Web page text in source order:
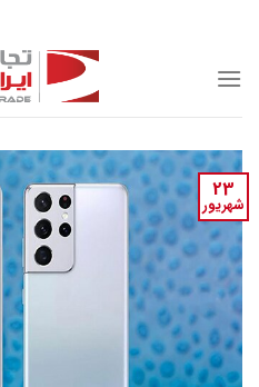
content
23
شهریور